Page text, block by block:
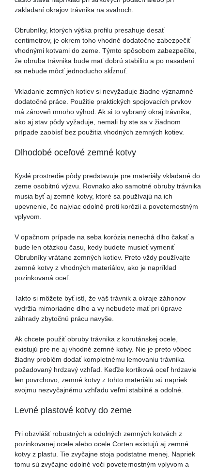
zakladaní okrajov trávnika na svahoch.
Obrubníky, ktorých výška profilu presahuje desať
centimetrov, je okrem toho vhodné dodatočne zabezpečiť
vhodnými kotvami do zeme. Týmto spôsobom zabezpečíte,
že obruba trávnika bude mať dobrú stabilitu a po nasadení
sa nebude môcť jednoducho skĺznuť.
Vkladanie zemných kotiev si nevyžaduje žiadne významné
dodatočné práce. Použitie praktických spojovacích prvkov
má zároveň mnoho výhod. Ak si to vybraný okraj trávnika,
ako aj stav pôdy vyžaduje, nemali by ste sa v žiadnom
prípade zaobísť bez použitia vhodných zemných kotiev.
Dlhodobé oceľové zemné kotvy
Kyslé prostredie pôdy predstavuje pre materiály vkladané do
zeme osobitnú výzvu. Rovnako ako samotné obruby trávnika
musia byť aj zemné kotvy, ktoré sa používajú na ich
upevnenie, čo najviac odolné proti korózii a poveternostným
vplyvom.
V opačnom prípade na seba korózia nenechá dlho čakať a
bude len otázkou času, kedy budete musieť vymeniť
Obrubníky vrátane zemných kotiev. Preto vždy používajte
zemné kotvy z vhodných materiálov, ako je napríklad
pozinkovaná oceľ.
Takto si môžete byť istí, že váš trávnik a okraje záhonov
vydržia mimoriadne dlho a vy nebudete mať pri úprave
záhrady zbytočnú prácu navyše.
Ak chcete použiť obruby trávnika z korutánskej ocele,
existujú pre ne aj vhodné zemné kotvy. Nie je preto vôbec
žiadny problém dodať kompletnému lemovaniu trávnika
požadovaný hrdzavý vzhľad. Keďže kortiková oceľ hrdzavie
len povrchovo, zemné kotvy z tohto materiálu sú napriek
svojmu nezvyčajnému vzhľadu veľmi stabilné a odolné.
Levné plastové kotvy do zeme
Pri obzvlášť robustných a odolných zemných kotvách z
pozinkovanej ocele alebo ocele Corten existujú aj zemné
kotvy z plastu. Tie zvyčajne stoja podstatne menej. Napriek
tomu sú zvyčajne odolné voči poveternostným vplyvom a